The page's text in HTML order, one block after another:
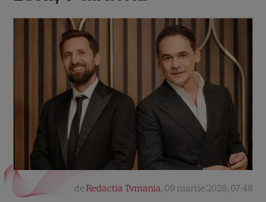
deRedactia Tvmania, 09 martie 2026, 07:48